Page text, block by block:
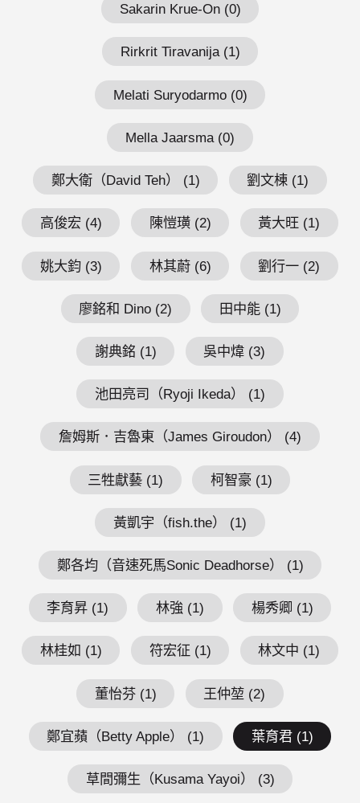
Sakarin Krue-On (0)
Rirkrit Tiravanija (1)
Melati Suryodarmo (0)
Mella Jaarsma (0)
鄭大衛（David Teh） (1) 劉文棟 (1)
高俊宏 (4) 陳愷璜 (2) 黃大旺 (1)
姚大鈞 (3) 林其蔚 (6) 劉行一 (2)
廖銘和 Dino (2) 田中能 (1)
謝典銘 (1) 吳中煒 (3)
池田亮司（Ryoji Ikeda） (1)
詹姆斯．吉魯東（James Giroudon） (4)
三牲獻藝 (1) 柯智豪 (1)
黃凱宇（fish.the） (1)
鄭各均（音速死馬Sonic Deadhorse） (1)
李育昇 (1) 林強 (1) 楊秀卿 (1)
林桂如 (1) 符宏征 (1) 林文中 (1)
董怡芬 (1) 王仲堃 (2)
鄭宜蘋（Betty Apple） (1) 葉育君 (1)
草間彌生（Kusama Yayoi） (3)